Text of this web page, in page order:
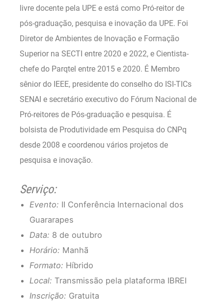
livre docente pela UPE e está como Pró-reitor de
pós-graduação, pesquisa e inovação da UPE. Foi
Diretor de Ambientes de Inovação e Formação
Superior na SECTI entre 2020 e 2022, e Cientista-
chefe do Parqtel entre 2015 e 2020. É Membro
sênior do IEEE, presidente do conselho do ISI-TICs
SENAI e secretário executivo do Fórum Nacional de
Pró-reitores de Pós-graduação e pesquisa. É
bolsista de Produtividade em Pesquisa do CNPq
desde 2008 e coordenou vários projetos de
pesquisa e inovação.
Serviço:
Evento: II Conferência Internacional dos
Guararapes
Data: 8 de outubro
Horário: Manhã
Formato: Híbrido
Local: Transmissão pela plataforma IBREI
Inscrição: Gratuita